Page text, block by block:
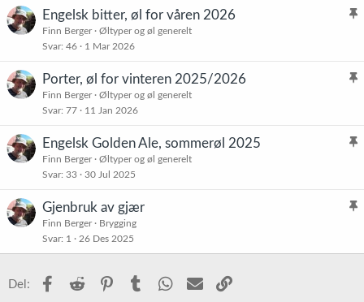
tK
t
Engelsk bitter, øl for våren 2026
Finn Berger
Øltyper og øl generelt
Svar 46 1 Mar 2026
K
t
Porter, øl for vinteren 2025/2026
Finn Berger
Øltyper og øl generelt
Svar 77 11 Jan 2026
K
t
Engelsk Golden Ale, sommerøl 2025
Finn Berger
Øltyper og øl generelt
Svar 33 30 Jul 2025
K
s
Gjenbruk av gjær
Finn Berger
Brygging
Svar 1 26 Des 2025
Del: Facebook
Reddit PinterestTumblr WhatsApp
E-post